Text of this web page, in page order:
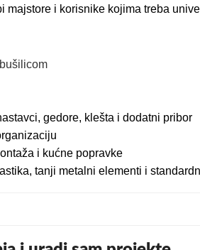
majstore i korisnike kojima treba
gedore, klešta i dodatni pribor
i kućne popravke
tanji metalni elementi i